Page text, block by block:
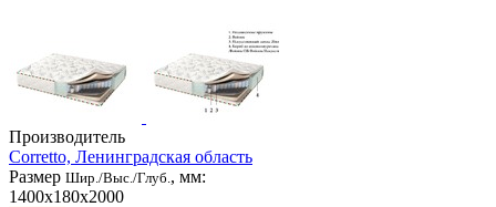
Производитель
Corretto, Ленинградская область
Размер Шир./Выс./Глуб. , мм:
1400x180x2000